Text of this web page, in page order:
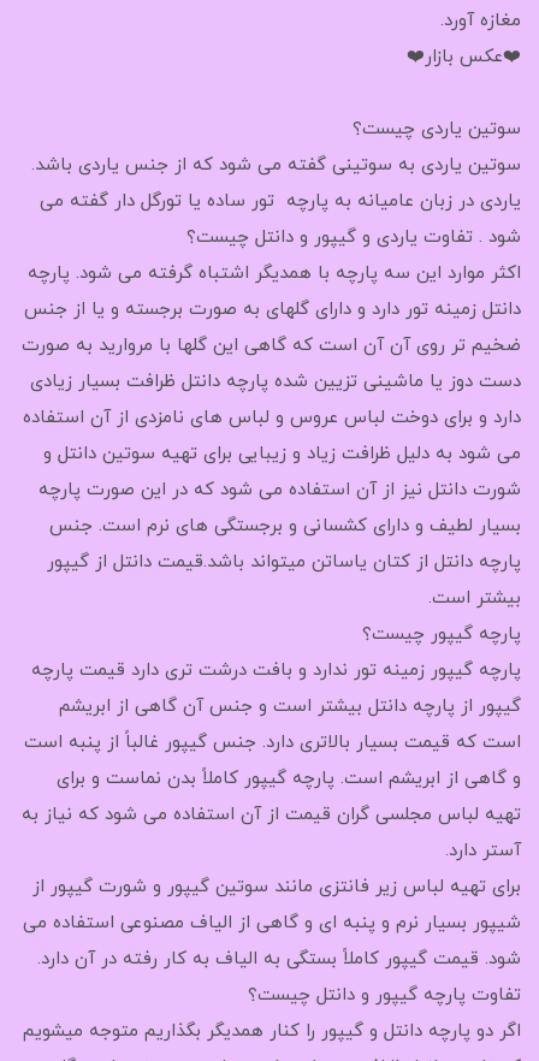
مغازه آورد.
❤️عکس بازار❤️
سوتین یاردی چیست؟
سوتین یاردی به سوتینی گفته می شود که از جنس یاردی باشد.
یاردی در زبان عامیانه به پارچه تور ساده یا تورگل دار گفته می
شود . تفاوت یاردی و گیپور و دانتل چیست؟
اکثر موارد این سه پارچه با همدیگر اشتباه گرفته می شود. پارچه
دانتل زمینه تور دارد و دارای گلهای به صورت برجسته و یا از جنس
ضخیم تر روی آن آن است که گاهی این گلها با مروارید به صورت
دست دوز یا ماشینی تزیین شده پارچه دانتل ظرافت بسیار زیادی
دارد و برای دوخت لباس عروس و لباس های نامزدی از آن استفاده
می شود به دلیل ظرافت زیاد و زیبایی برای تهیه سوتین دانتل و
شورت دانتل نیز از آن استفاده می شود که در این صورت پارچه
بسیار لطیف و دارای کشسانی و برجستگی های نرم است. جنس
پارچه دانتل از کتان یاساتن میتواند باشد.قیمت دانتل از گیپور
بیشتر است.
پارچه گیپور چیست؟
پارچه گیپور زمینه تور ندارد و بافت درشت تری دارد قیمت پارچه
گیپور از پارچه دانتل بیشتر است و جنس آن گاهی از ابریشم
است که قیمت بسیار بالاتری دارد. جنس گیپور غالباً از پنبه است
و گاهی از ابریشم است. پارچه گیپور کاملاً بدن نماست و برای
تهیه لباس مجلسی گران قیمت از آن استفاده می شود که نیاز به
آستر دارد.
برای تهیه لباس زیر فانتزی مانند سوتین گیپور و شورت گیپور از
شیپور بسیار نرم و پنبه ای و گاهی از الیاف مصنوعی استفاده می
شود. قیمت گیپور کاملاً بستگی به الیاف به کار رفته در آن دارد.
تفاوت پارچه گیپور و دانتل چیست؟
اگر دو پارچه دانتل و گیپور را کنار همدیگر بگذاریم متوجه میشویم